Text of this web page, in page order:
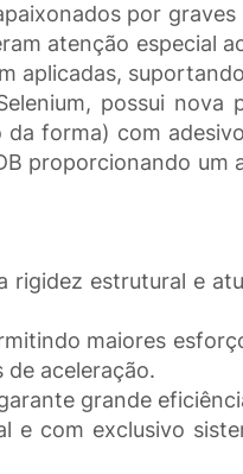
por
atenção especial
aplicadas,
possui nova
forma) com
proporcionando
rigidez estrutural e
maiores
aceleração.
grande
e com exclusivo